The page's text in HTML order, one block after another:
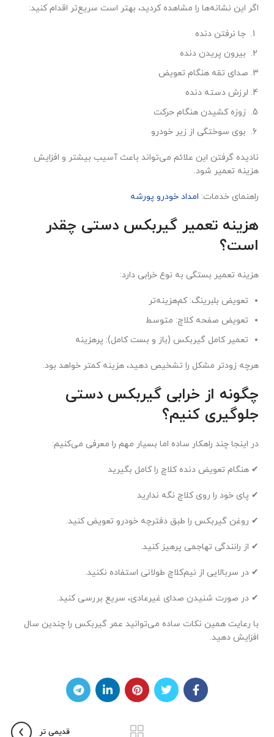
اگر این نشانه‌ها را مشاهده کردید، بهتر است سریع‌تر اقدام کنید:
جا نرفتن دنده
بیرون پریدن دنده
صدای تقه هنگام تعویض
لرزش دسته دنده
زوزه کشیدن هنگام حرکت
بوی سوختگی از زیر خودرو
نادیده گرفتن این علائم می‌تواند باعث آسیب بیشتر و افزایش
هزینه تعمیر شود.
راهنمای خدمات: امداد خودرو پورشه
هزینه تعمیر گیربکس دستی چقدر
است؟
هزینه تعمیر بستگی به نوع خرابی دارد:
تعویض بلبرینگ: کم‌هزینه‌تر
تعویض صفحه کلاچ: متوسط
تعمیر کامل گیربکس (باز و بست کامل): پرهزینه
هرچه زودتر مشکل را تشخیص دهید، هزینه کمتر خواهد بود.
چگونه از خرابی گیربکس دستی
جلوگیری کنیم؟
در اینجا چند راهکار ساده اما بسیار مهم را معرفی می‌کنیم:
✔ هنگام تعویض دنده کلاچ را کامل بگیرید
✔ پای خود را روی کلاچ نگه ندارید
✔ روغن گیربکس را طبق دفترچه خودرو تعویض کنید.
✔ از رانندگی تهاجمی پرهیز کنید.
✔ در سربالایی از نیم‌کلاچ طولانی استفاده نکنید.
✔ در صورت شنیدن صدای غیرعادی، سریع بررسی کنید.
با رعایت همین نکات ساده می‌توانید عمر گیربکس را چندین سال
افزایش دهید.
قدیمی تر